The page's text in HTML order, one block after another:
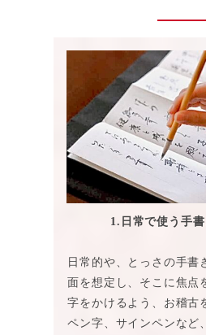
1.日常で使う手
日常的や、とっさの手書
面を想定し、そこに焦点
字をかけるよう、お稽古
ペン字、サインペンなど